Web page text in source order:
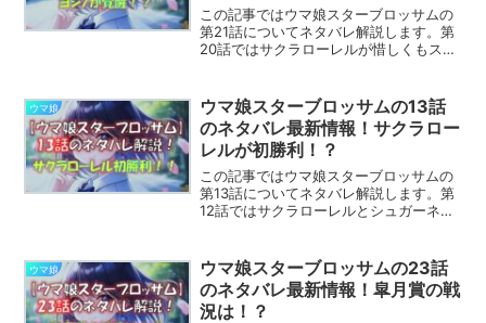
この記事ではウマ娘スターブロッサムの
第21話についてネタバレ解説します。第
20話ではサクラローレルが惜しくもスノ
記事はウマ娘スターブロッサムのネタバ
レを含みます目次...
ウマ娘
ウマ娘スターブロッサムの13話
のネタバレ最新情報！サクラロー
レルが初勝利！？
この記事ではウマ娘スターブロッサムの
第13話についてネタバレ解説します。第
12話ではサクラローレルとシュガーネイ
の記事はウマ娘スターブロッサムのネタ
バレを含みます目...
ウマ娘
ウマ娘スターブロッサムの23話
のネタバレ最新情報！皐月賞の戦
況は！？